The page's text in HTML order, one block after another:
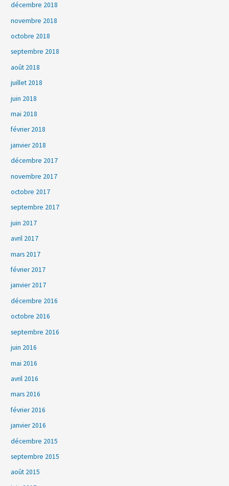
décembre 2018
novembre 2018
octobre 2018
septembre 2018
août 2018
juillet 2018
juin 2018
mai 2018
février 2018
janvier 2018
décembre 2017
novembre 2017
octobre 2017
septembre 2017
juin 2017
avril 2017
mars 2017
février 2017
janvier 2017
décembre 2016
octobre 2016
septembre 2016
juin 2016
mai 2016
avril 2016
mars 2016
février 2016
janvier 2016
décembre 2015
septembre 2015
août 2015